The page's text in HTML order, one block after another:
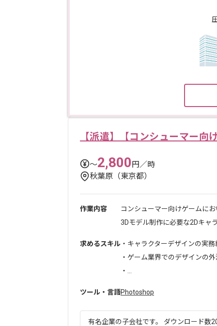
【派遣】【コンシューマー向
〜2,800円／時
秋葉原（東京都）
作業内容
コンシューマー向けゲームにお
3Dモデル制作に必要な2Dキャ
求めるスキル ・キャラクターデザインの実務
・ゲーム業界でのデザインの
・...
ツール・言語Photoshop
有名企業の子会社です。 ダウンロード数